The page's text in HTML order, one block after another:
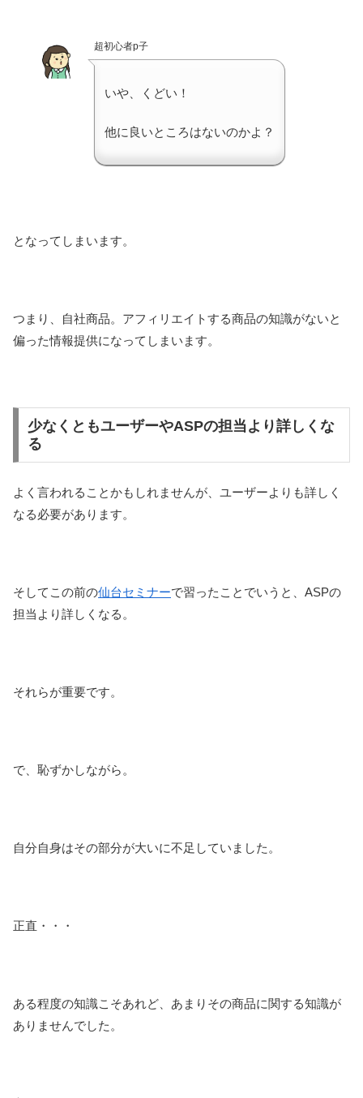
超初心者p子
いや、くどい！
他に良いところはないのかよ？
となってしまいます。
つまり、自社商品。アフィリエイトする商品の知識がないと
偏った情報提供になってしまいます。
少なくともユーザーやASPの担当より詳しくな
る
よく言われることかもしれませんが、ユーザーよりも詳しく
なる必要があります。
そしてこの前の仙台セミナーで習ったことでいうと、ASPの
担当より詳しくなる。
それらが重要です。
で、恥ずかしながら。
自分自身はその部分が大いに不足していました。
正直・・・
ある程度の知識こそあれど、あまりその商品に関する知識が
ありませんでした。